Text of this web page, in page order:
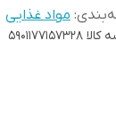
: مواد غذایی
کالا 5901177157328